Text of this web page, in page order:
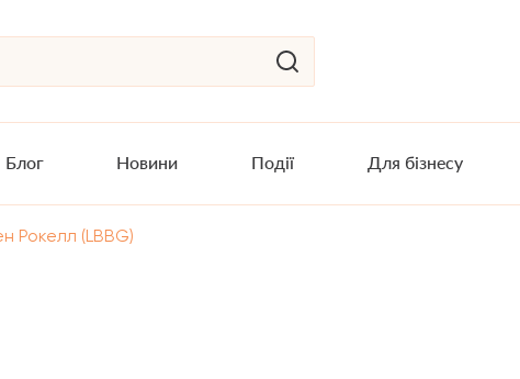
Блог Новини Події Для бізнесу
Рокелл (LBBG)